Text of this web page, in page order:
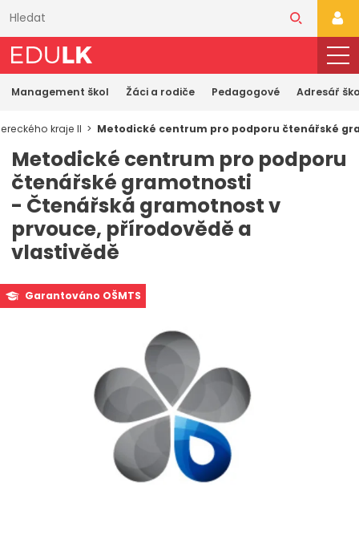
obsahu
Management škol Žáci a rodiče Pedagogové Adresář
kraje II Metodické centrum pro podporu čtenářské
Metodické centrum pro podporu
čtenářské gramotnosti
- Čtenářská gramotnost v
prvouce, přírodovědě a
vlastivědě
Garantováno OŠMTS